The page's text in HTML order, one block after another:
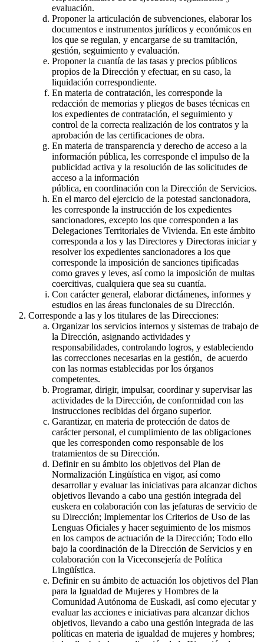
evaluación.
Proponer la articulación de subvenciones, elaborar los
documentos e instrumentos jurídicos y económicos en
los que se regulan, y encargarse de su tramitación,
gestión, seguimiento y evaluación.
Proponer la cuantía de las tasas y precios públicos
propios de la Dirección y efectuar, en su caso, la
liquidación correspondiente.
En materia de contratación, les corresponde la
redacción de memorias y pliegos de bases técnicas en
los expedientes de contratación, el seguimiento y
control de la correcta realización de los contratos y la
aprobación de las certificaciones de obra.
En materia de transparencia y derecho de acceso a la
información pública, les corresponde el impulso de la
publicidad activa y la resolución de las solicitudes de
acceso a la información
pública, en coordinación con la Dirección de Servicios.
En el marco del ejercicio de la potestad sancionadora,
les corresponde la instrucción de los expedientes
sancionadores, excepto los que corresponden a las
Delegaciones Territoriales de Vivienda. En este ámbito
corresponda a los y las Directores y Directoras iniciar y
resolver los expedientes sancionadores a los que
corresponde la imposición de sanciones tipificadas
como graves y leves, así como la imposición de multas
coercitivas, cualquiera que sea su cuantía.
Con carácter general, elaborar dictámenes, informes y
estudios en las áreas funcionales de su Dirección.
Corresponde a las y los titulares de las Direcciones:
Organizar los servicios internos y sistemas de trabajo de
la Dirección, asignando actividades y
responsabilidades, controlando logros, y estableciendo
las correcciones necesarias en la gestión, de acuerdo
con las normas establecidas por los órganos
competentes.
Programar, dirigir, impulsar, coordinar y supervisar las
actividades de la Dirección, de conformidad con las
instrucciones recibidas del órgano superior.
Garantizar, en materia de protección de datos de
carácter personal, el cumplimiento de las obligaciones
que les corresponden como responsable de los
tratamientos de su Dirección.
Definir en su ámbito los objetivos del Plan de
Normalización Lingüística en vigor, así como
desarrollar y evaluar las iniciativas para alcanzar dichos
objetivos llevando a cabo una gestión integrada del
euskera en colaboración con las jefaturas de servicio de
su Dirección; Implementar los Criterios de Uso de las
Lenguas Oficiales y hacer seguimiento de los mismos
en los campos de actuación de la Dirección; Todo ello
bajo la coordinación de la Dirección de Servicios y en
colaboración con la Viceconsejería de Política
Lingüística.
Definir en su ámbito de actuación los objetivos del Plan
para la Igualdad de Mujeres y Hombres de la
Comunidad Autónoma de Euskadi, así como ejecutar y
evaluar las acciones e iniciativas para alcanzar dichos
objetivos, llevando a cabo una gestión integrada de las
políticas en materia de igualdad de mujeres y hombres;